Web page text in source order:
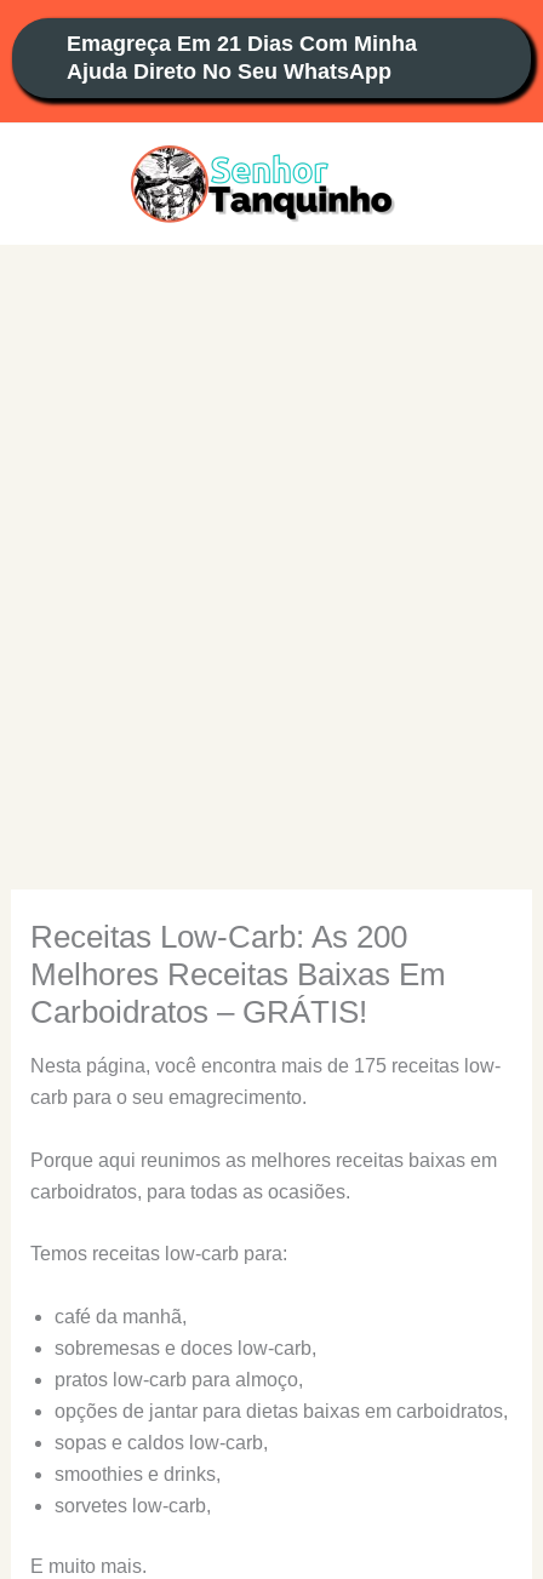
para
conteúdo
Emagreça Em 21 Dias Com Minha
Ajuda Direto No Seu WhatsApp
Receitas Low-Carb: As 200
Melhores Receitas Baixas Em
Carboidratos – GRÁTIS!
Nesta página, você encontra mais de 175 receitas low-
carb para o seu emagrecimento.
Porque aqui reunimos as melhores receitas baixas em
carboidratos, para todas as ocasiões.
Temos receitas low-carb para:
café da manhã,
sobremesas e doces low-carb,
pratos low-carb para almoço,
opções de jantar para dietas baixas em carboidratos,
sopas e caldos low-carb,
smoothies e drinks,
sorvetes low-carb,
E muito mais.